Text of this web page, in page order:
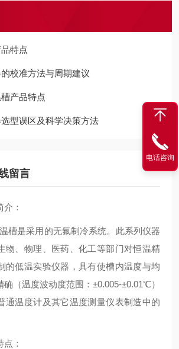
特点
校准方法与周期建议
产品特点
型误区及科学决策方法
留言
介：
槽是采用的无氟制冷系统。此系列仪器
物、物理、医药、化工等部门对恒温精
的低温实验仪器，具有使槽内温度与均
（温度波动度范围：±0.005-±0.01℃）
通温度计及其它温度测量仪表制造中的
点：
电话咨询